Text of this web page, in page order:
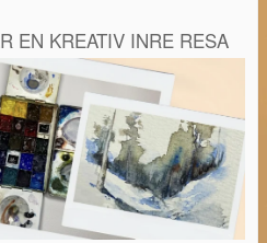
EN KREATIV INRE RESA